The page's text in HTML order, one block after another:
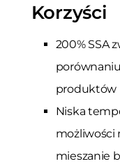
Korzyści
200% SSA
produktów
Niska
możliwości
mieszanie